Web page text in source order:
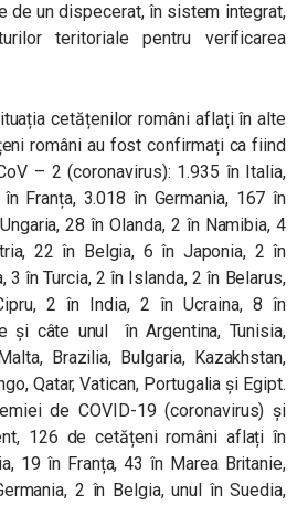
de un dispecerat, în sistem integrat,
teritoriale pentru verificarea
cetățenilor români aflați în alte
români au fost confirmați ca fiind
– 2 (coronavirus): 1.935 în Italia,
Franța, 3.018 în Germania, 167 în
28 în Olanda, 2 în Namibia, 4
22 în Belgia, 6 în Japonia, 2 în
3 în Turcia, 2 în Islanda, 2 în Belarus,
2 în India, 2 în Ucraina, 8 în
și câte unul în Argentina, Tunisia,
Brazilia, Bulgaria, Kazakhstan,
Qatar, Vatican, Portugalia și Egipt.
de COVID-19 (coronavirus) și
126 de cetățeni români aflați în
19 în Franța, 43 în Marea Britanie,
2 în Belgia, unul în Suedia,